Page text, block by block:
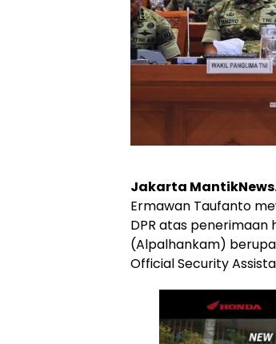
Jakarta
Ermawan Taufanto
DPR atas
(Alpalhankam)
Official Security